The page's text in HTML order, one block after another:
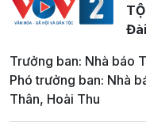
Trưởng ban: Nhà báo
Phó trưởng ban: Nhà
Thân, Hoài Thu